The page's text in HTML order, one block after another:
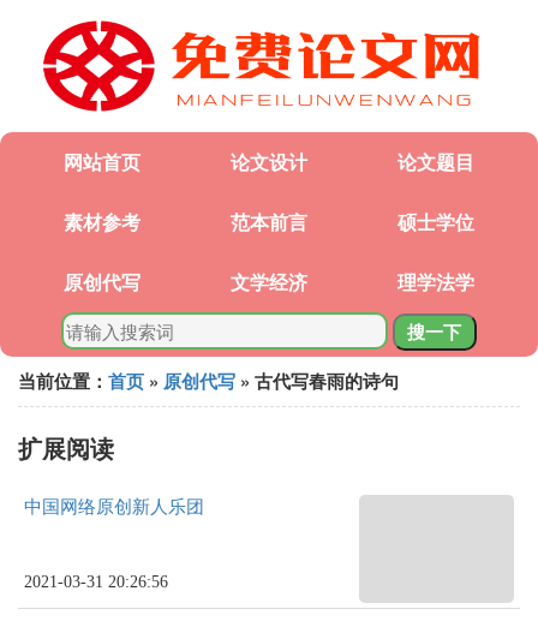
网站首页 论文设计 论文题目
素材参考 范本前言 硕士学位
原创代写 文学经济 理学法学
搜一下
当前位置： 首页 » 原创代写 » 古代写春雨的诗句
扩展阅读
中国网络原创新人乐团
2021-03-31 20:26:56